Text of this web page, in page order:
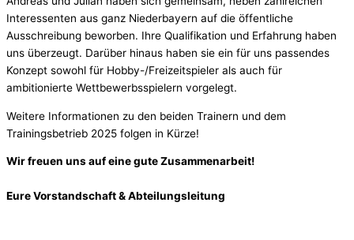
Interessenten aus ganz Niederbayern auf die öffentliche
Ausschreibung beworben. Ihre Qualifikation und Erfahrung haben
uns überzeugt. Darüber hinaus haben sie ein für uns passendes
Konzept sowohl für Hobby-/Freizeitspieler als auch für
ambitionierte Wettbewerbsspielern vorgelegt.
Weitere Informationen zu den beiden Trainern und dem
Trainingsbetrieb 2025 folgen in Kürze!
Wir freuen uns auf eine gute Zusammenarbeit!
Eure Vorstandschaft & Abteilungsleitung